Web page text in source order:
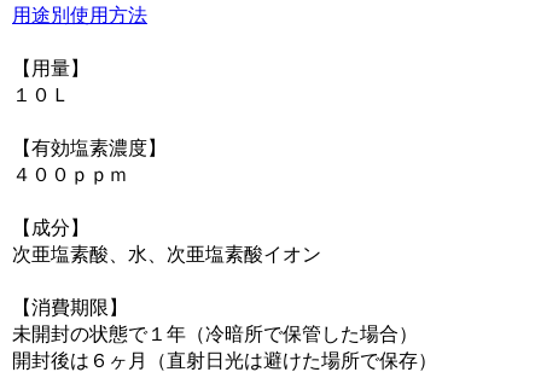
用途別使用方法
【用量】
１０Ｌ
【有効塩素濃度】
４００ｐｐｍ
【成分】
次亜塩素酸、水、次亜塩素酸イオン
【消費期限】
未開封の状態で１年（冷暗所で保管した場合）
開封後は６ヶ月（直射日光は避けた場所で保存）